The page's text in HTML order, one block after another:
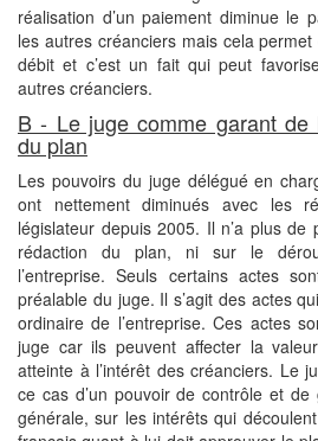
réalisation d’un paiement diminue le
les autres créanciers mais cela
débit et c’est un fait qui peut
autres créanciers.
B - Le juge comme garant de
du plan
Les pouvoirs du juge délégué en
ont nettement diminués avec les
législateur depuis 2005. Il n’a plus
rédaction du plan, ni sur le
l’entreprise. Seuls certains actes
préalable du juge. Il s’agit des actes
ordinaire de l’entreprise. Ces actes
juge car ils peuvent affecter la
atteinte à l’intérêt des créanciers. Le
ce cas d’un pouvoir de contrôle et
générale, sur les intérêts qui